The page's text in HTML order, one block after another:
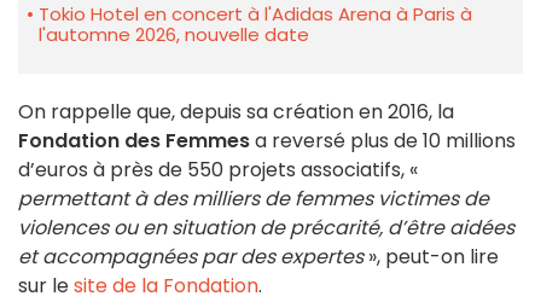
Tokio Hotel en concert à l'Adidas Arena à Paris à
l'automne 2026, nouvelle date
On rappelle que, depuis sa création en 2016, la
Fondation des Femmesa reversé plus de 10 millions
d’euros à près de 550 projets associatifs, «
permettant à des milliers de femmes victimes de
violences ou en situation de précarité, d’être aidées
et accompagnées par des expertes», peut-on lire
sur lesite de la Fondation.